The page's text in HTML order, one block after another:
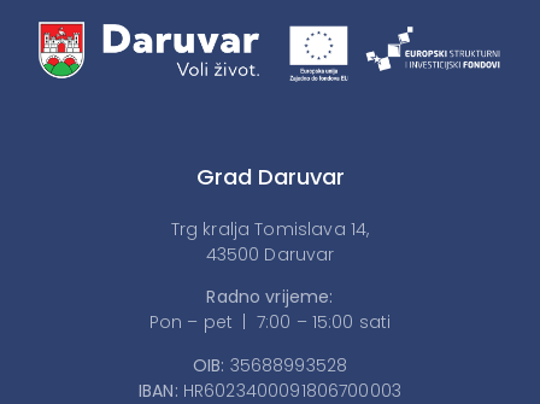
Grad Daruvar
Trg kralja Tomislava 14,
43500 Daruvar
Radno vrijeme:
Pon – pet | 7:00 – 15:00 sati
OIB: 35688993528
IBAN: HR6023400091806700003